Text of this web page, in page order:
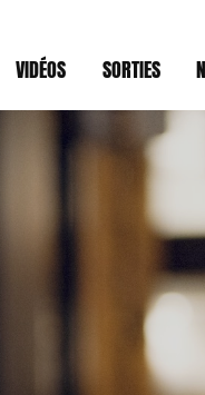
VIDÉOS SORTIES